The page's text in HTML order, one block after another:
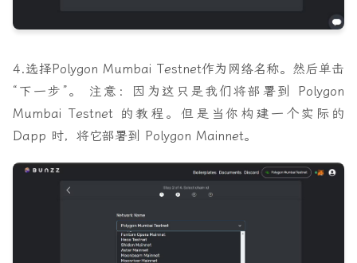
4.选择Polygon Mumbai Testnet作为网络名称。然后单击
“下一步”。 注意：因为这只是我们将部署到 Polygon
Mumbai Testnet 的教程。但是当你构建一个实际的
Dapp 时，将它部署到 Polygon Mainnet。